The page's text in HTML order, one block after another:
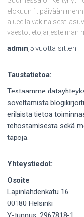
elokuun 1. päivään
alueella vakinaisesti
väestötietojärjestelmän
admin,5 vuotta sitten
Taustatietoa:
Testaamme
soveltamista
erilaista tietoa
tehostamisesta sekä
tapoja.
Yhteystiedot:
Osoite
Lapinlahdenkatu 16
00180 Helsinki
Y-tunnus: 2967818-1